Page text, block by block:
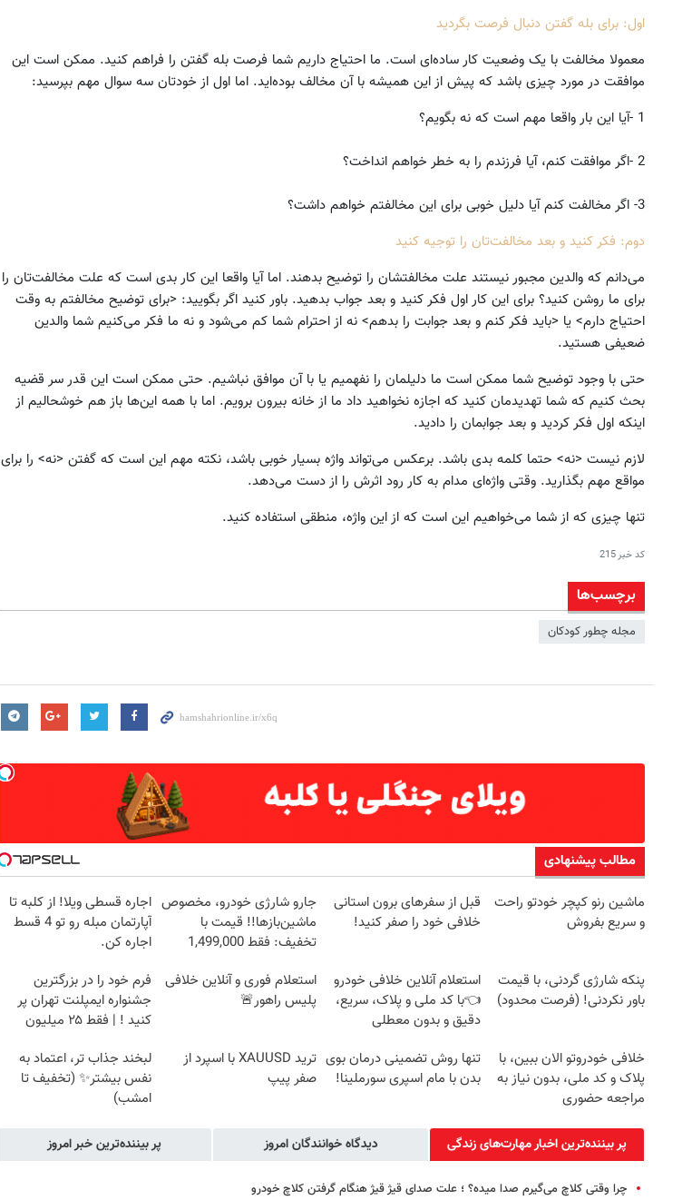
اول: برای بله گفتن دنبال فرصت بگردید
معمولا مخالفت با یک وضعیت کار ساده‌ای است. ما احتیاج داریم شما فرصت بله گفتن را فراهم کنید. ممکن است این
موافقت در مورد چیزی باشد که پیش از این همیشه با آن مخالف بوده‌اید. اما اول از خودتان سه سوال مهم بپرسید:
1 -آیا این بار واقعا مهم است که نه بگویم؟
2 -اگر موافقت کنم، آیا فرزندم را به خطر خواهم انداخت؟
3- اگر مخالفت کنم آیا دلیل خوبی برای این مخالفتم خواهم داشت؟
دوم: فکر کنید و بعد مخالفت‌تان را توجیه کنید
می‌دانم که والدین مجبور نیستند علت مخالفتشان را توضیح بدهند. اما آیا واقعا این کار بدی است که علت مخالفت‌تان را
برای ما روشن کنید؟ برای این کار اول فکر کنید و بعد جواب بدهید. باور کنید اگر بگویید: <برای توضیح مخالفتم به وقت
احتیاج دارم> یا <باید فکر کنم و بعد جوابت را بدهم> نه از احترام شما کم می‌شود و نه ما فکر می‌کنیم شما والدین
ضعیفی هستید.
حتی با وجود توضیح شما ممکن است ما دلیلمان را نفهمیم یا با آن موافق نباشیم. حتی ممکن است این قدر سر قضیه
بحث کنیم که شما تهدیدمان کنید که اجازه نخواهید داد ما از خانه بیرون برویم. اما با همه این‌ها باز هم خوشحالیم از
اینکه اول فکر کردید و بعد جوابمان را دادید.
لازم نیست <نه> حتما کلمه بدی باشد. برعکس می‌تواند واژه بسیار خوبی باشد، نکته مهم این است که گفتن <نه> را برای
مواقع مهم بگذارید. وقتی واژه‌ای مدام به کار رود اثرش را از دست می‌دهد.
تنها چیزی که از شما می‌خواهیم این است که از این واژه، منطقی استفاده کنید.
کد خبر215
برچسب‌ها
مجله چطور کودکان
مطالب پیشنهادی
ماشین رنو کپچر خودتو راحت
و سریع بفروش
قبل از سفرهای برون استانی
خلافی خود را صفر کنید!
جارو شارژی خودرو، مخصوص
ماشین‌باز‌ها!! قیمت با
تخفیف: فقط 1,499,000
اجاره‌ قسطی ویلا! از کلبه تا
آپارتمان مبله رو تو 4 قسط
اجاره کن.
پنکه شارژی گردنی، با قیمت
باور نکردنی! (فرصت محدود)
استعلام آنلاین خلافی خودرو
👈با کد ملی و پلاک، سریع،
دقیق و بدون معطلی
استعلام فوری و آنلاین خلافی
پلیس راهور🚨
فرم خود را در بزرگترین
جشنواره ایمپلنت تهران پر
کنید ! | فقط ۲۵ میلیون
خلافی خودروتو الان ببین، با
پلاک و کد ملی، بدون نیاز به
مراجعه حضوری
تنها روش تضمینی درمان بوی
بدن با مام اسپری سورملینا!
ترید XAUUSD با اسپرد از
صفر پیپ
لبخند جذاب تر، اعتماد به
نفس بیشتر✨ (تخفیف تا
امشب)
پر بیننده‌ترین اخبار مهارت‌های زندگی دیدگاه خوانندگان امروز پر بیننده‌ترین خبر امروز
چرا وقتی کلاچ می‌گیرم صدا میده؟ ؛ علت صدای قیژ قیژ هنگام گرفتن کلاچ خودرو